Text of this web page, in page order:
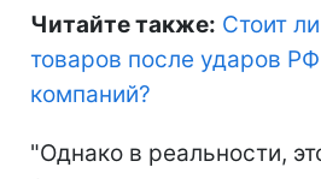
Читайте также: Стоит
товаров после ударов
компаний?
"Однако в реальности,